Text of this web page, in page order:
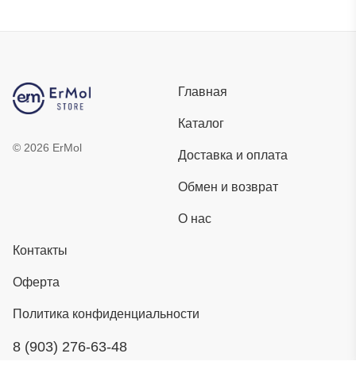
© 2026 ErMol
Главная
Каталог
Доставка и оплата
Обмен и возврат
О нас
Контакты
Оферта
Политика конфиденциальности
8 (903) 276-63-48